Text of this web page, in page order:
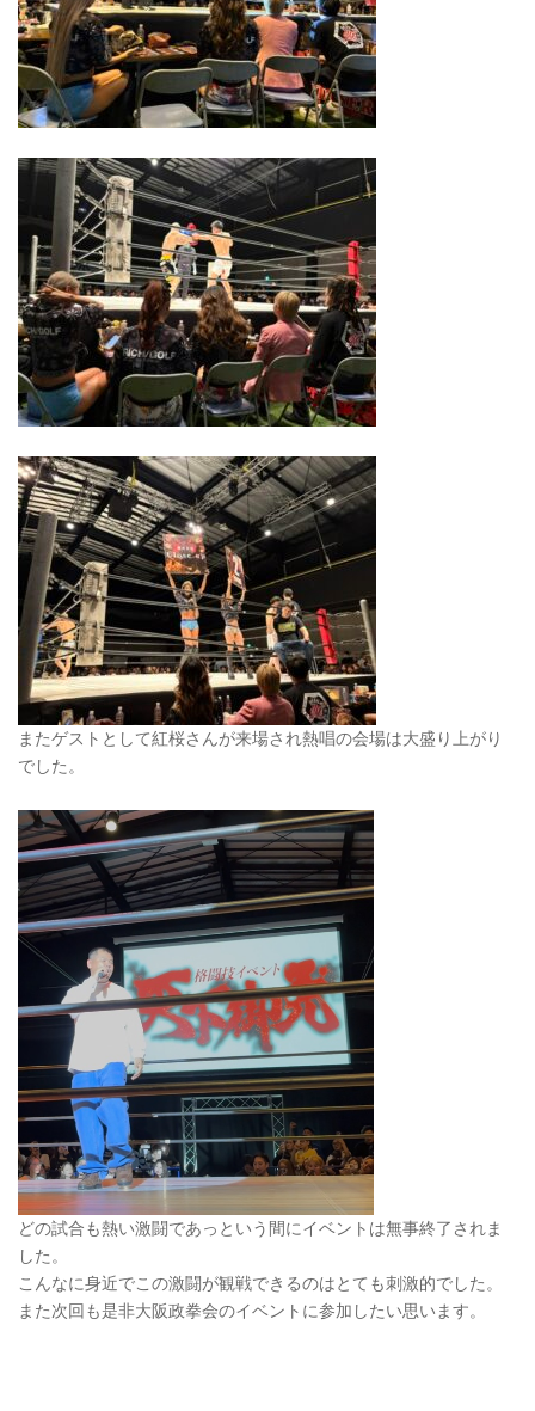
またゲストとして紅桜さんが来場され熱唱の会場は大盛り上がり
でした。
どの試合も熱い激闘であっという間にイベントは無事終了されま
した。
こんなに身近でこの激闘が観戦できるのはとても刺激的でした。
また次回も是非大阪政拳会のイベントに参加したい思います。